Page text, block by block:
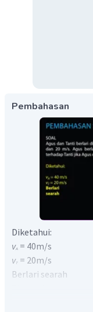
Pembahasan
Diketahui:
vA
= 40m/s
v T
= 20m/s
Berlari searah